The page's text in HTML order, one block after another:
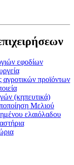
εφοδίων
προϊόντων
(κηπευτικά)
Μελιού
ελαιόλαδου